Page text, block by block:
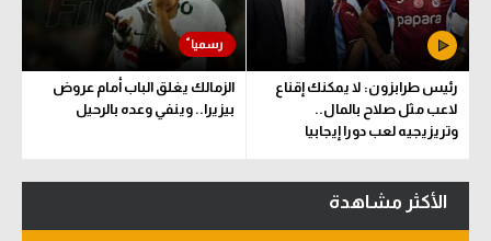
رئيس طرابزون: لا يمكنك إقناع
لاعب مثل صلاح بالمال..
وتريزيجيه لعب دورا إيجابيا
الزمالك يغلق الباب أمام عروض
بيزيرا.. وينفي وعده بالرحيل
الأكثر مشاهدة